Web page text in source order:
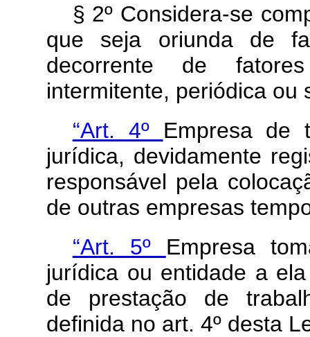
§ 2º Considera-se
que seja oriunda de
decorrente de
intermitente, periódica ou
“Art. 4º Empresa de
jurídica, devidamente
responsável pela
de outras empresas
“Art. 5º Empresa
jurídica ou entidade a
de prestação de
definida no art. 4º desta